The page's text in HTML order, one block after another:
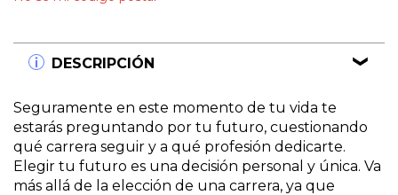
DESCRIPCIÓN
Seguramente en este momento de tu vida te
estarás preguntando por tu futuro, cuestionando
qué carrera seguir y a qué profesión dedicarte.
Elegir tu futuro es una decisión personal y única. Va
más allá de la elección de una carrera, ya que